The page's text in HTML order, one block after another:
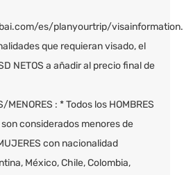
es/planyourtrip/visainformation.
que requieran visado, el
NETOS a añadir al precio final de
MENORES : * Todos los HOMBRES
considerados menores de
con nacionalidad
México, Chile, Colombia,